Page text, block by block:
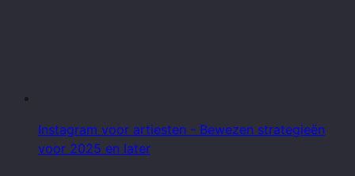
Instagram voor artiesten - Bewezen strategieën
voor 2025 en later